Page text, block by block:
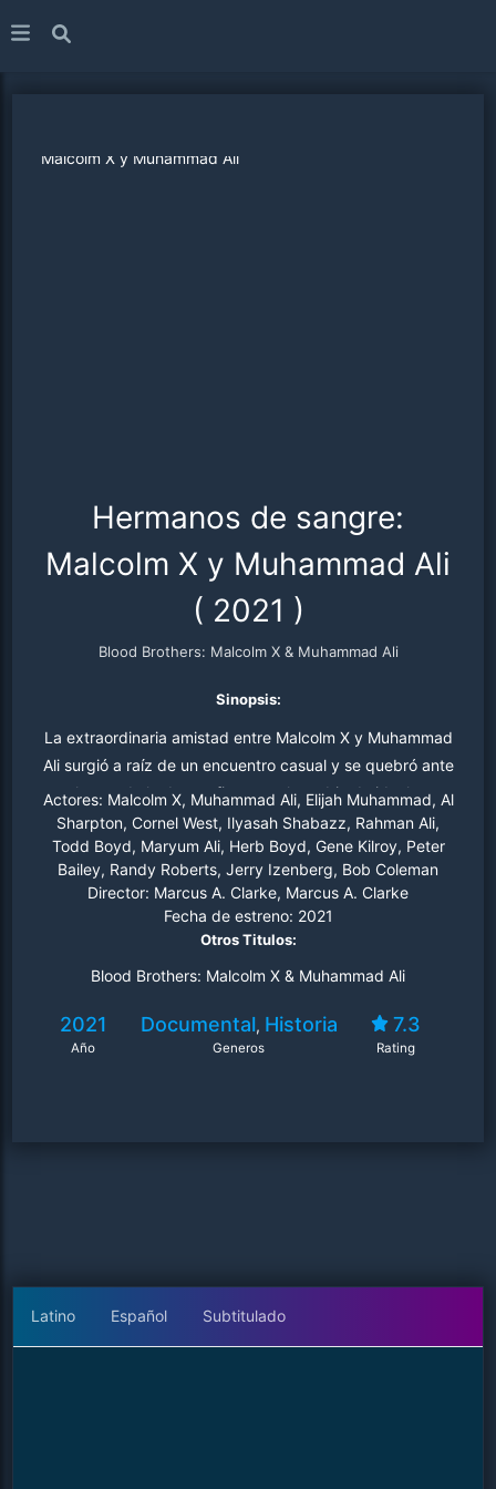
Hermanos de sangre:
Malcolm X y Muhammad Ali
( 2021 )
Blood Brothers: Malcolm X & Muhammad Ali
Sinopsis:
La extraordinaria amistad entre Malcolm X y Muhammad
Ali surgió a raíz de un encuentro casual y se quebró ante
el peso de la desconfianza y el cambio de ideales.
Actores: Malcolm X, Muhammad Ali, Elijah Muhammad, Al
Sharpton, Cornel West, Ilyasah Shabazz, Rahman Ali,
Todd Boyd, Maryum Ali, Herb Boyd, Gene Kilroy, Peter
Bailey, Randy Roberts, Jerry Izenberg, Bob Coleman
Director: Marcus A. Clarke, Marcus A. Clarke
Fecha de estreno: 2021
Otros Titulos:
Blood Brothers: Malcolm X & Muhammad Ali
2021
Año
Documental, Historia
Generos
7.3
Rating
Latino Español Subtitulado